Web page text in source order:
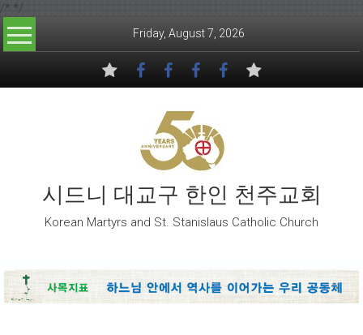
/* */
Skip to content
Friday, August 7, 2026
시드니 대교구 한인 천주교회
Korean Martyrs and St. Stanislaus Catholic Church